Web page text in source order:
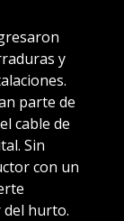
y
parte de
cable de
Sin
con un
hurto.